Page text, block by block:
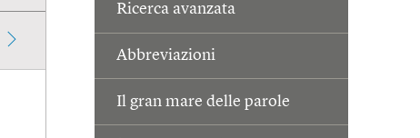
Ricerca avanzata
Abbreviazioni
Il gran mare delle parole